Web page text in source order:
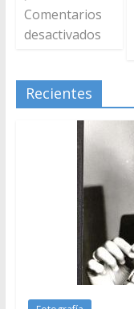
Comentarios
desactivados
Recientes